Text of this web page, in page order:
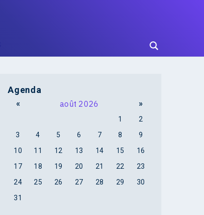
Agenda
« août 2026 »
1
2
3
4 5 6 7 8
9
10
11 12 13 14 15
16
17
18 19 20 21 22
23
24
25 26 27 28 29
30
31